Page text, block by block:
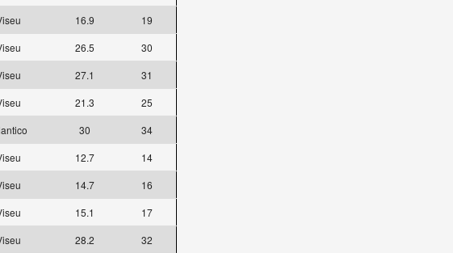
16.9
19
26.5
30
27.1
31
21.3
25
30
34
12.7
14
14.7
16
15.1
17
28.2
32